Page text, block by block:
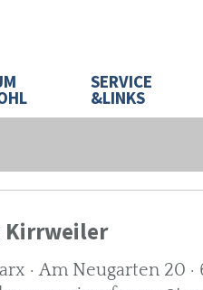
SERVICE
&LINKS
· Am Neugarten 20